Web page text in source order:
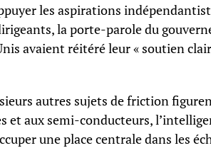
les aspirations
la porte-parole du
avaient réitéré leur « soutien
autres sujets de friction
et aux semi-conducteurs,
une place centrale dans les